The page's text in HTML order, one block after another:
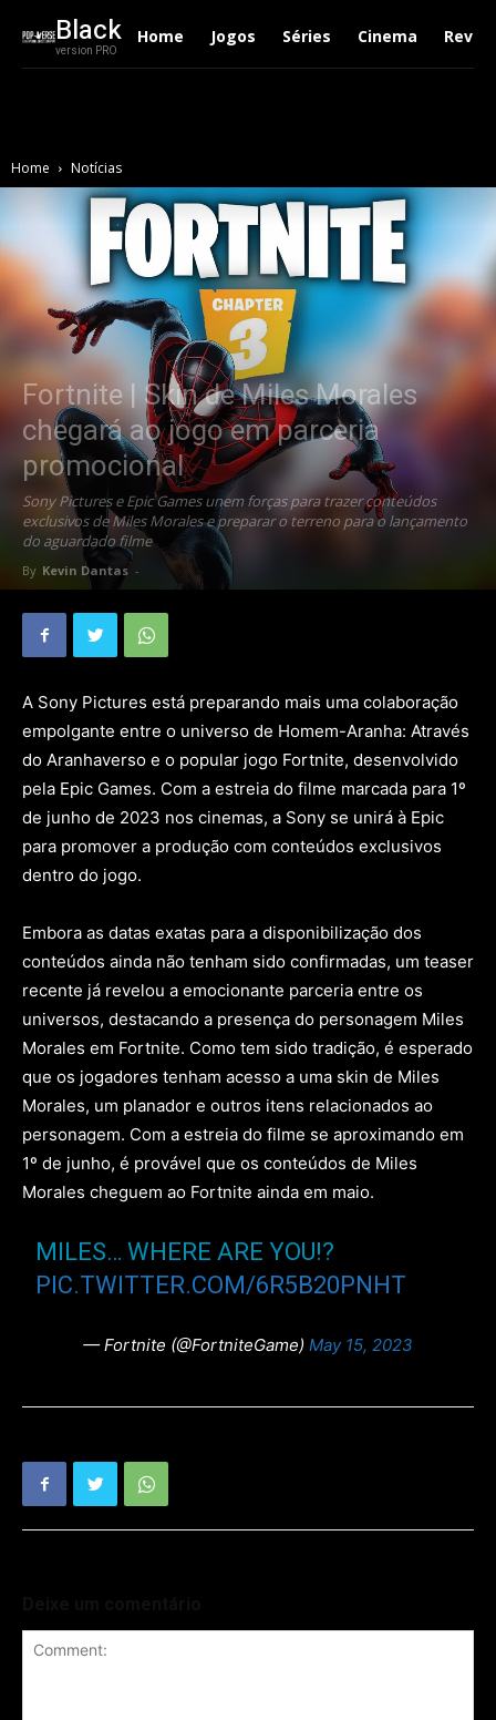
Black
version PRO
Home Jogos Séries Cinema
Home Notícias
Fortnite | Skin de Miles Morales
chegará ao jogo em parceria
promocional
Sony Pictures e Epic Games unem forças para trazer conteúdos
exclusivos de Miles Morales e preparar o terreno para o lançamento
do aguardado filme
By Kevin Dantas -
A Sony Pictures está preparando mais uma colaboração
empolgante entre o universo de Homem-Aranha: Através
do Aranhaverso e o popular jogo Fortnite, desenvolvido
pela Epic Games. Com a estreia do filme marcada para 1º
de junho de 2023 nos cinemas, a Sony se unirá à Epic
para promover a produção com conteúdos exclusivos
dentro do jogo.
Embora as datas exatas para a disponibilização dos
conteúdos ainda não tenham sido confirmadas, um teaser
recente já revelou a emocionante parceria entre os
universos, destacando a presença do personagem Miles
Morales em Fortnite. Como tem sido tradição, é esperado
que os jogadores tenham acesso a uma skin de Miles
Morales, um planador e outros itens relacionados ao
personagem. Com a estreia do filme se aproximando em
1º de junho, é provável que os conteúdos de Miles
Morales cheguem ao Fortnite ainda em maio.
MILES… WHERE ARE YOU!?
PIC.TWITTER.COM/6R5B20PNHT
— Fortnite (@FortniteGame) May 15, 2023